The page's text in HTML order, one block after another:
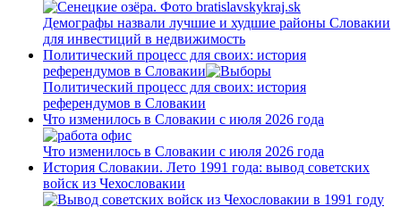
Демографы назвали лучшие и худшие районы Словакии
для инвестиций в недвижимость
Политический процесс для своих: история
референдумов в Словакии
Политический процесс для своих: история
референдумов в Словакии
Что изменилось в Словакии с июля 2026 года
Что изменилось в Словакии с июля 2026 года
История Словакии. Лето 1991 года: вывод советских
войск из Чехословакии